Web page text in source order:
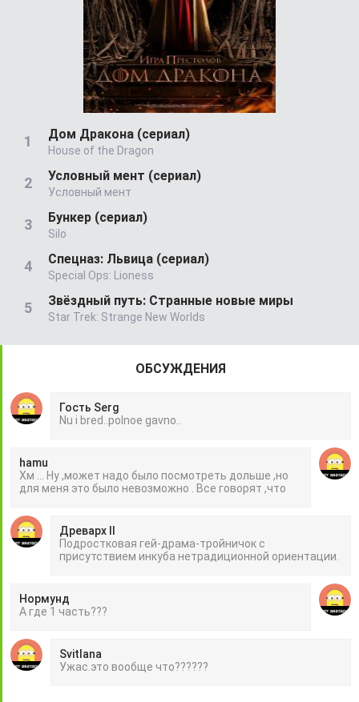
Дом Дракона (сериал)
House of the Dragon
Условный мент (сериал)
Условный мент
Бункер (сериал)
Silo
Спецназ: Львица (сериал)
Special Ops: Lioness
Звёздный путь: Странные новые миры
Star Trek: Strange New Worlds
ОБСУЖДЕНИЯ
Гость Serg
Nu i bred..polnoe gavno..
hamu
Хм ... Ну ,может надо было посмотреть дольше ,но
для меня это было невозможно . Все говорят ,что
Древарх II
Подростковая гей-драма-тройничок с
присутствием инкуба нетрадиционной ориентации.
Нормунд
А где 1 часть???
Svitlana
Ужас.это вообще что??????